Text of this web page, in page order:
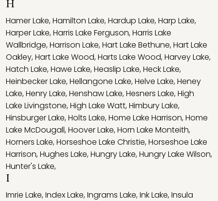
H
Hamer Lake,Hamilton Lake,Hardup Lake,Harp Lake,
Harper Lake,Harris Lake Ferguson,Harris Lake
Wallbridge,Harrison Lake,Hart Lake Bethune,Hart Lake
Oakley,Hart Lake Wood,Harts Lake Wood,Harvey Lake,
Hatch Lake,Hawe Lake,Heaslip Lake,Heck Lake,
Heinbecker Lake,Hellangone Lake,Helve Lake,Heney
Lake,Henry Lake,Henshaw Lake,Hesners Lake,High
Lake Livingstone,High Lake Watt,Himbury Lake,
Hinsburger Lake,Holts Lake,Home Lake Harrison,Home
Lake McDougall,Hoover Lake,Horn Lake Monteith,
Horners Lake,Horseshoe Lake Christie,Horseshoe Lake
Harrison,Hughes Lake,Hungry Lake,Hungry Lake Wilson,
Hunter's Lake,
I
Imrie Lake,Index Lake,Ingrams Lake,Ink Lake,Insula